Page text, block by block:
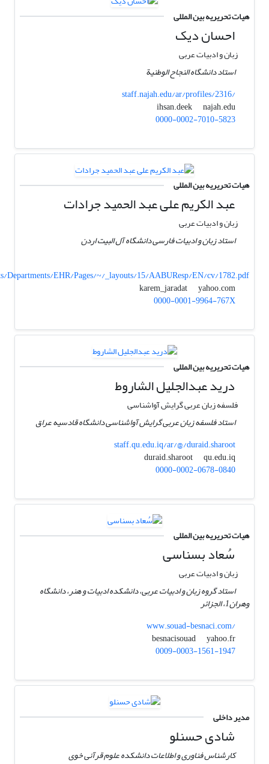
هیات تحریریه بین المللی
احسان دیک
زبان و ادبیات عربی
استاد دانشگاه النجاح الوطنیة
staff.najah.edu/ar/profiles/2316/
ihsan.deek
najah.edu
0000-0002-7010-5823
هیات تحریریه بین المللی
عبد الکریم علی عبد الحمید جرادات
زبان و ادبیات عربی
استاد زبان و ادبیات فارسی دانشگاه آل البیت اردن
Departments/EHR/Pages/~/_layouts/15/AABUResp/EN/cv/1782.pdf
karem_jaradat
yahoo.com
0000-0001-9964-767X
هیات تحریریه بین المللی
درید عبدالجلیل الشاروط
فلسفه زبان عربی گرایش آواشناسی
استاد فلسفه زبان عربی گرایش آواشناسی دانشگاه قادسیه عراق
staff.qu.edu.iq/ar/@/duraid.sharoot
duraid.sharoot
qu.edu.iq
0000-0002-0678-0840
هیات تحریریه بین المللی
سُعاد بسناسی
زبان و ادبیات عربی
استاد گروه زبان و ادبیات عربی، دانشکده ادبیات و هنر، دانشگاه
وهران1، الجزائر
www.souad-besnaci.com/
besnacisouad
yahoo.fr
0009-0003-1561-1947
مدیر داخلی
شادی حسنلو
کارشناس فناوری و اطلاعات دانشکده علوم قرآنی خوی